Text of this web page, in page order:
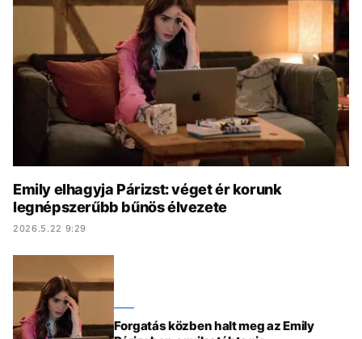
KÖZÉLET UTAZÁS
ÉLETMÓD DESIGN
BESZÉLGETÉSEK ARCOK
VIDEÓ TÖRTÉNETEK
GASZTRO
Emily elhagyja Párizst: véget ér korunk
legnépszerűbb bűnös élvezete
2026.5.22 9:29
Forgatás közben halt meg az Emily